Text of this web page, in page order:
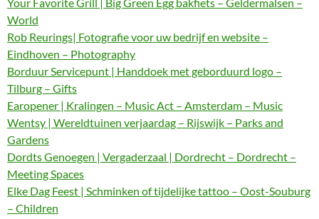
World
Rob Reurings| Fotografie voor uw bedrijf en website –
Eindhoven – Photography
Borduur Servicepunt | Handdoek met geborduurd logo –
Tilburg – Gifts
Earopener | Kralingen – Music Act – Amsterdam – Music
Wentsy | Wereldtuinen verjaardag – Rijswijk – Parks and
Gardens
Dordts Genoegen | Vergaderzaal | Dordrecht – Dordrecht –
Meeting Spaces
Elke Dag Feest | Schminken of tijdelijke tattoo – Oost-Souburg
– Children